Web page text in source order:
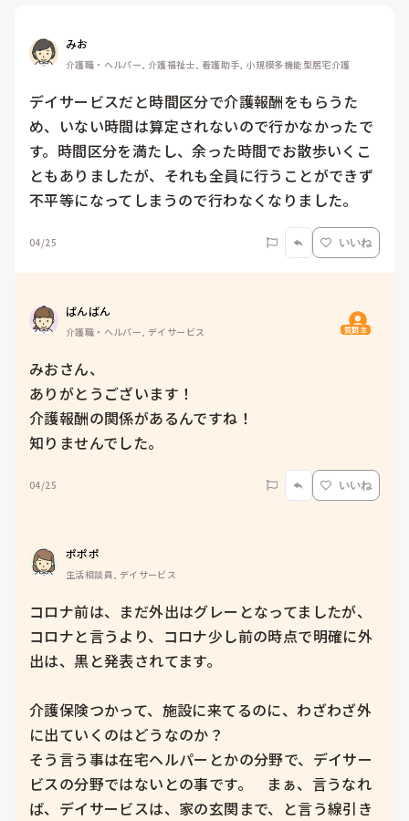
みお
介護職・ヘルパー, 介護福祉士, 看護助手, 小規模多機能型居宅介護
デイサービスだと時間区分で介護報酬をもらうた
め、いない時間は算定されないので行かなかったで
す。時間区分を満たし、余った時間でお散歩いくこ
ともありましたが、それも全員に行うことができず
不平等になってしまうので行わなくなりました。
04/25 いいね
ばんばん
介護職・ヘルパー, デイサービス 質問主
みおさん、
ありがとうございます！
介護報酬の関係があるんですね！
知りませんでした。
04/25 いいね
ポポポ
生活相談員, デイサービス
コロナ前は、まだ外出はグレーとなってましたが、
コロナと言うより、コロナ少し前の時点で明確に外
出は、黒と発表されてます。
介護保険つかって、施設に来てるのに、わざわざ外
に出ていくのはどうなのか？
そう言う事は在宅ヘルパーとかの分野で、デイサー
ビスの分野ではないとの事です。　まぁ、言うなれ
ば、デイサービスは、家の玄関まで、と言う線引き